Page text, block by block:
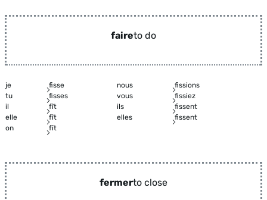
faireto do
je fisse nous
fissions
tu
fisses vous
fissiez
il
fît ils
fissent
elle
fît elles
fissent
on
fît
fermerto close